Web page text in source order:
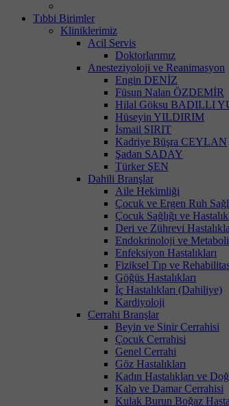
Tıbbi Birimler
Kliniklerimiz
Acil Servis
Doktorlarımız
Anesteziyoloji ve Reanimasyon
Engin DENİZ
Füsun Nalan ÖZDEMİR
Hilal Göksu BADILLI
Hüseyin YILDIRIM
İsmail SIRIT
Kadriye Büşra CEYLAN
Şadan SADAY
Türker ŞEN
Dahili Branşlar
Aile Hekimliği
Çocuk ve Ergen Ruh
Çocuk Sağlığı ve
Deri ve Zührevi
Endokrinoloji ve
Enfeksiyon Hastalıkları
Fiziksel Tıp ve
Göğüs Hastalıkları
İç Hastalıkları (Dahiliye)
Kardiyoloji
Cerrahi Branşlar
Beyin ve Sinir Cerrahisi
Çocuk Cerrahisi
Genel Cerrahi
Göz Hastalıkları
Kadın Hastalıkları ve
Kalp ve Damar Cerrahisi
Kulak Burun Boğaz